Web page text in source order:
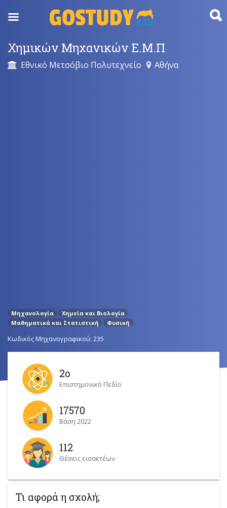
content
Χημικών Μηχανικών Ε.Μ.Π
Εθνικό Μετσόβιο Πολυτεχνείο Αθήνα
Μηχανολογία
Χημεία και Βιολογία
Μαθηματικά και Στατιστική
Φυσική
Κωδικός Μηχανογραφικού: 235
2ο
Επιστημονικό Πεδίο
17570
Βάση 2022
112
Θέσεις εισακτέων
Τι αφορά η σχολή;